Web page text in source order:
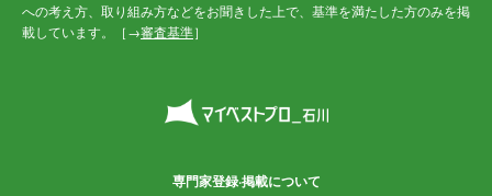
への考え方、取り組み方などをお聞きした上で、基準を満たした方のみを掲
載しています。［→審査基準］
専門家登録·掲載について